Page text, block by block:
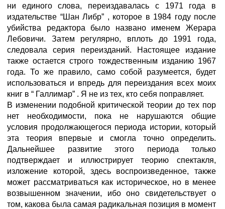
ни единого слова, переиздавалась с 1971 года в
издательстве “Шан Либр” , которое в 1984 году после
убийства редактора было названо именем Жерара
Лебовичи. Затем регулярно, вплоть до 1991 года,
следовала серия переизданий. Настоящее издание
также остается строго тождественным изданию 1967
года. То же правило, само собой разумеется, будет
использоваться и впредь для переиздания всех моих
книг в “ Галлимар” . Я не из тех, кто себя поправляет.
В изменении подобной критической теории до тех пор
нет необходимости, пока не нарушаются общие
условия продолжающегося периода истории, который
эта теория впервые и смогла точно определить.
Дальнейшее развитие этого периода только
подтверждает и иллюстрирует теорию спектакля,
изложение которой, здесь воспроизведенное, также
может рассматриваться как историческое, но в менее
возвышенном значении, ибо оно свидетельствует о
том, какова была самая радикальная позиция в момент